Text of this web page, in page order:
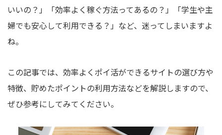
いいの？」「効率よく稼ぐ方法ってあるの？」「学生や主
婦でも安心して利用できる？」など、迷ってしまいますよ
ね。
この記事では、効率よくポイ活ができるサイトの選び方や
特徴、貯めたポイントの利用方法などを解説しますので、
ぜひ参考にしてみてください。